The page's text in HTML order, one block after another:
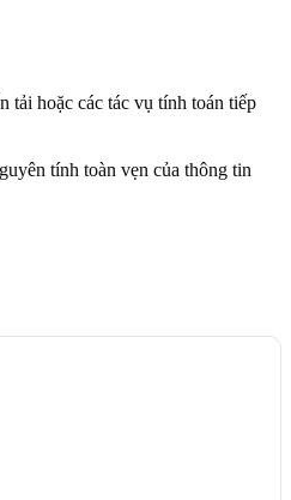
hoặc các tác vụ tính toán tiếp
tính toàn vẹn của thông tin